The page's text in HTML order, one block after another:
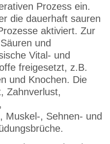
Prozess ein.
die dauerhaft sauren
aktiviert. Zur
und
Vital- und
freigesetzt, z.B.
und Knochen. Die
Zahnverlust,
Muskel-, Sehnen- und